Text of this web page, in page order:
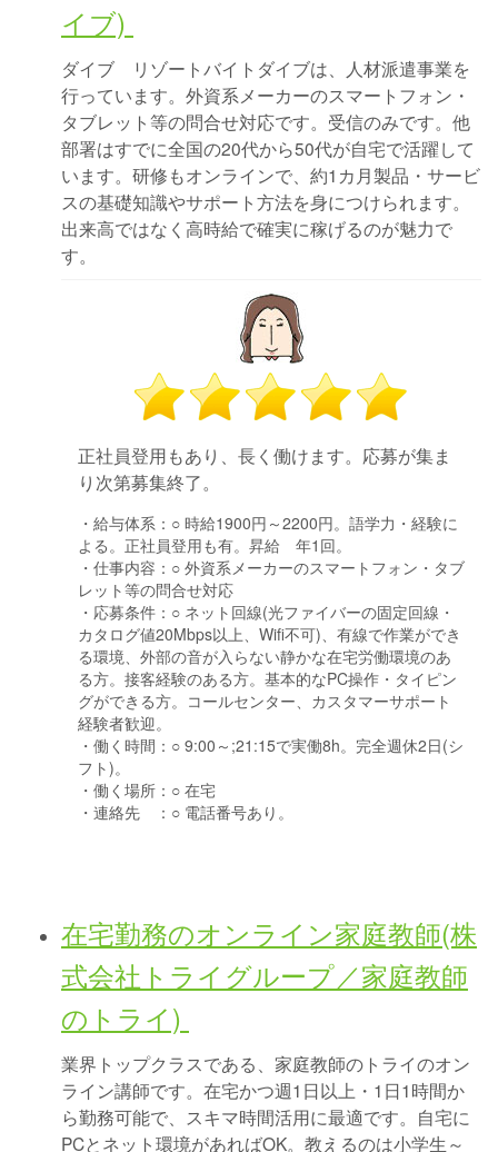
イブ)
ダイブ リゾートバイトダイブは、人材派遣事業を
行っています。外資系メーカーのスマートフォン・
タブレット等の問合せ対応です。受信のみです。他
部署はすでに全国の20代から50代が自宅で活躍して
います。研修もオンラインで、約1カ月製品・サービ
スの基礎知識やサポート方法を身につけられます。
出来高ではなく高時給で確実に稼げるのが魅力で
す。
正社員登用もあり、長く働けます。応募が集ま
り次第募集終了。
・給与体系： ○ 時給1900円～2200円。語学力・経験に
よる。正社員登用も有。昇給 年1回。
・仕事内容： ○ 外資系メーカーのスマートフォン・タブ
レット等の問合せ対応
・応募条件： ○ ネット回線(光ファイバーの固定回線・
カタログ値20Mbps以上、Wifi不可)、有線で作業ができ
る環境、外部の音が入らない静かな在宅労働環境のあ
る方。接客経験のある方。基本的なPC操作・タイピン
グができる方。コールセンター、カスタマーサポート
経験者歓迎。
・働く時間： ○ 9:00～;21:15で実働8h。完全週休2日(シ
フト)。
・働く場所： ○ 在宅
・連絡先 ： ○ 電話番号あり。
在宅勤務のオンライン家庭教師(株
式会社トライグループ／家庭教師
のトライ)
業界トップクラスである、家庭教師のトライのオン
ライン講師です。在宅かつ週1日以上・1日1時間か
ら勤務可能で、スキマ時間活用に最適です。自宅に
PCとネット環境があればOK。教えるのは小学生～